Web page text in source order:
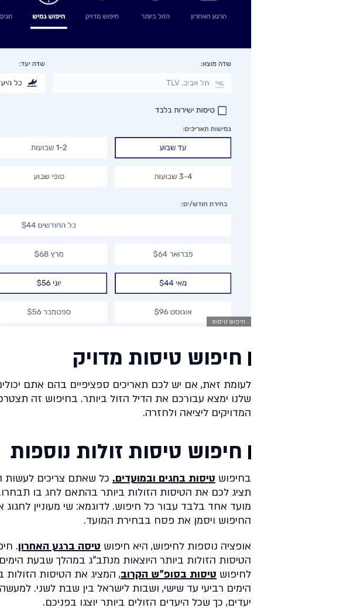
חיפוש טיסות
חיפוש טיסות מדויק
לעומת זאת, אם יש לכם תאריכים ספציפיים בהם אתם
שלנו ימצא עבורכם את הדיל הזול ביותר. בחיפוש זה
המדויקים ליציאה ולחזרה.
חיפוש טיסות זולות נוספות
בחיפוש טיסות בחגים ובמועדים. כל שאתם צריכים לעשות
תציג לכם את הטיסות הזולות ביותר בהתאם לחג בו
מועד אחד בלבד עבור כל חיפוש. לדוגמא: שי מעוניין
החיפוש ויסמן את פסח בבחירת המועד.
אופציה נוספות לחיפוש, היא חיפוש טיסה ברגע האחרון.
הטיסות הזולות ביותר היוצאות מנתב"ג במהלך שבעת
לחיפוש טיסות בסופ"ש הקרוב, המציג את הטיסות הזולות
הימים רביעי עד שישי, ושבות לישראל בין שבת לשני.
יעדים, כך שכל היעדים הזולים ביותר יוצגו בפניכם.